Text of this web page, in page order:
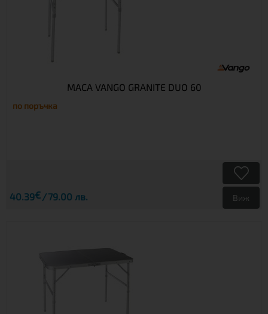
МАСА VANGO GRANITE DUO 60
по поръчка
40.39€ 79.00 лв. Виж